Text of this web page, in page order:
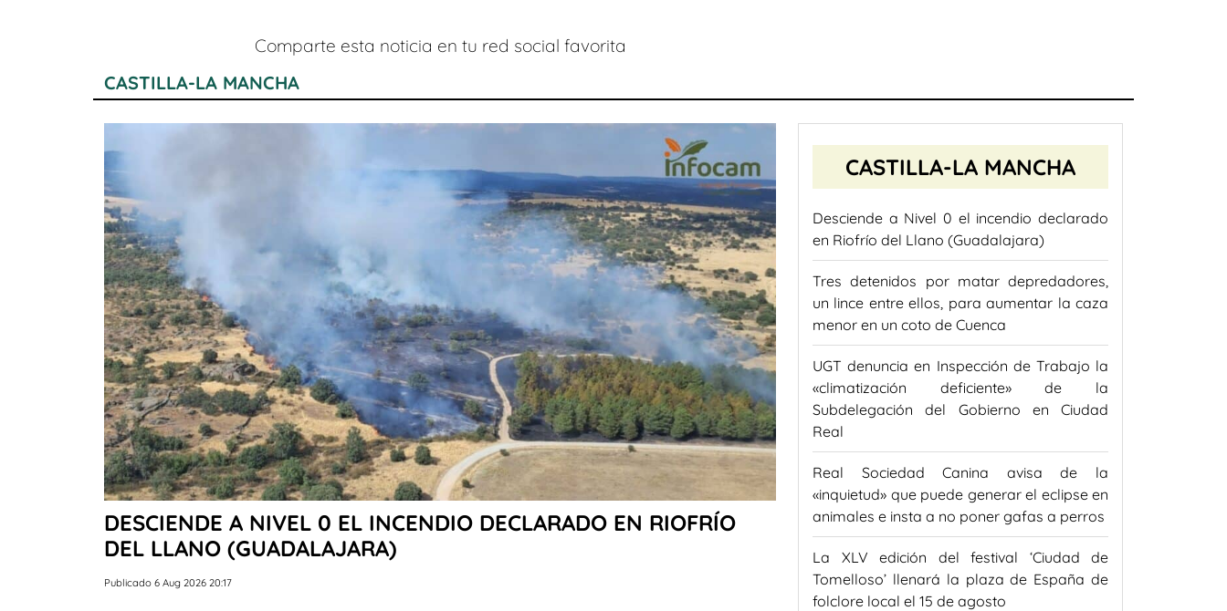
Comparte esta noticia en tu red social favorita
CASTILLA-LA MANCHA
DESCIENDE A NIVEL 0 EL INCENDIO DECLARADO EN RIOFRÍO
DEL LLANO (GUADALAJARA)
Publicado 6 Aug 2026 20:17
CASTILLA-LA MANCHA
Desciende a Nivel 0 el incendio declarado
en Riofrío del Llano (Guadalajara)
Tres detenidos por matar depredadores,
un lince entre ellos, para aumentar la caza
menor en un coto de Cuenca
UGT denuncia en Inspección de Trabajo la
«climatización deficiente» de la
Subdelegación del Gobierno en Ciudad
Real
Real Sociedad Canina avisa de la
«inquietud» que puede generar el eclipse en
animales e insta a no poner gafas a perros
La XLV edición del festival ‘Ciudad de
Tomelloso’ llenará la plaza de España de
folclore local el 15 de agosto